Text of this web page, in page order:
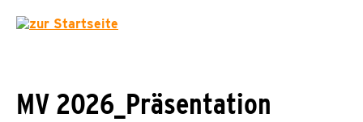
MV 2026_Präsentation